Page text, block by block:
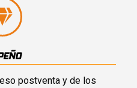
postventa y de los